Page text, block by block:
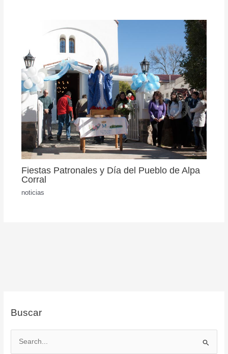
Fiestas Patronales y Día del Pueblo de Alpa
Corral
noticias
Buscar